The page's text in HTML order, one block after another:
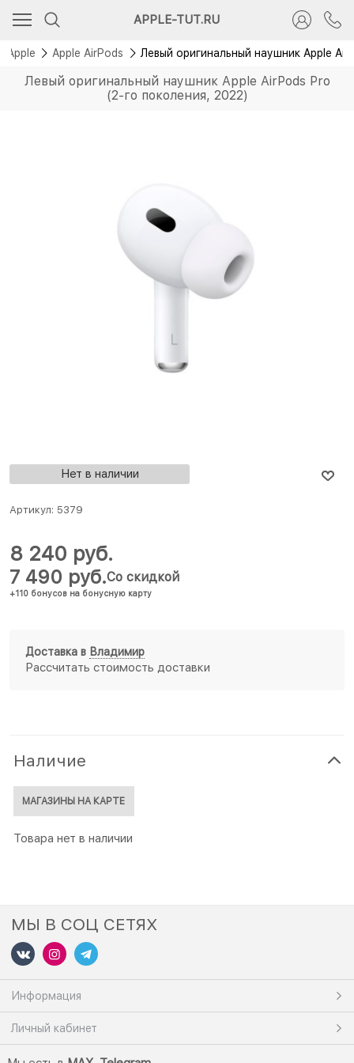
APPLE-TUT.RU
Apple Apple AirPods Левый оригинальный наушник Apple
Левый оригинальный наушник Apple AirPods Pro
(2-го поколения, 2022)
Нет в наличии
Артикул: 5379
7 490 руб.
+110 бонусов на бонусную карту
Со скидкой
8 240 руб.
Доставка в Владимир
Рассчитать стоимость доставки
Наличие
МАГАЗИНЫ НА КАРТЕ
Товара нет в наличии
МЫ В СОЦ СЕТЯХ
Информация
Личный кабинет